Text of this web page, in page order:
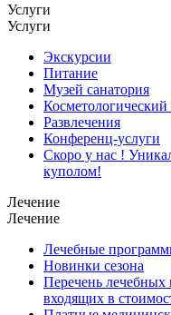
Услуги
Услуги
Экскурсии
Питание
Музей санатория
Косметологический
Развлечения
Конференц-услуги
Скоро у нас !
куполом!
Лечение
Лечение
Лечебные
Новинки сезона
Перечень лечебных
входящих в